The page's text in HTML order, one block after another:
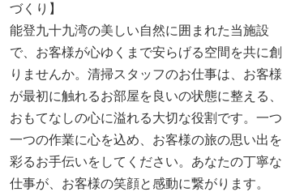
づくり】
能登九十九湾の美しい自然に囲まれた当施設
で、お客様が心ゆくまで安らげる空間を共に創
りませんか。清掃スタッフのお仕事は、お客様
が最初に触れるお部屋を良いの状態に整える、
おもてなしの心に溢れる大切な役割です。一つ
一つの作業に心を込め、お客様の旅の思い出を
彩るお手伝いをしてください。あなたの丁寧な
仕事が、お客様の笑顔と感動に繋がります。